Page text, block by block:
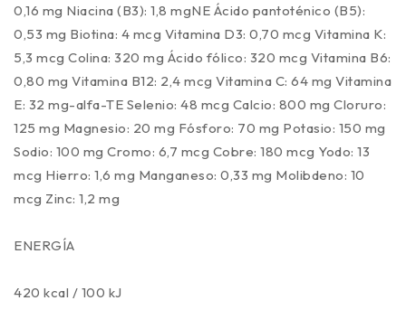
0,16 mg Niacina (B3): 1,8 mgNE Ácido pantoténico (B5):
0,53 mg Biotina: 4 mcg Vitamina D3: 0,70 mcg Vitamina K:
5,3 mcg Colina: 320 mg Ácido fólico: 320 mcg Vitamina B6:
0,80 mg Vitamina B12: 2,4 mcg Vitamina C: 64 mg Vitamina
E: 32 mg-alfa-TE Selenio: 48 mcg Calcio: 800 mg Cloruro:
125 mg Magnesio: 20 mg Fósforo: 70 mg Potasio: 150 mg
Sodio: 100 mg Cromo: 6,7 mcg Cobre: 180 mcg Yodo: 13
mcg Hierro: 1,6 mg Manganeso: 0,33 mg Molibdeno: 10
mcg Zinc: 1,2 mg
ENERGÍA
420 kcal / 100 kJ